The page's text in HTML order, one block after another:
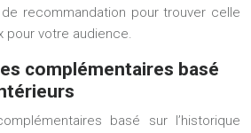
recommandation pour trouver celle
pour votre audience.
complémentaires basé
basé sur l’historique